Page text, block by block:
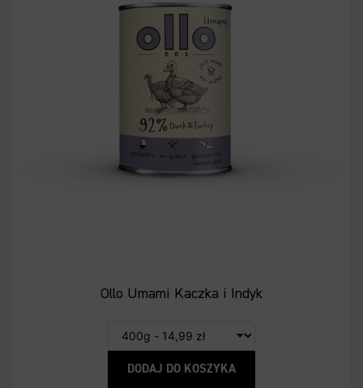
Ollo Umami Kaczka i Indyk
DODAJ DO KOSZYKA